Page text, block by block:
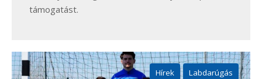
támogatást.
Hírek Labdarúgás